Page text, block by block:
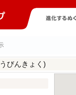
びんきょく)